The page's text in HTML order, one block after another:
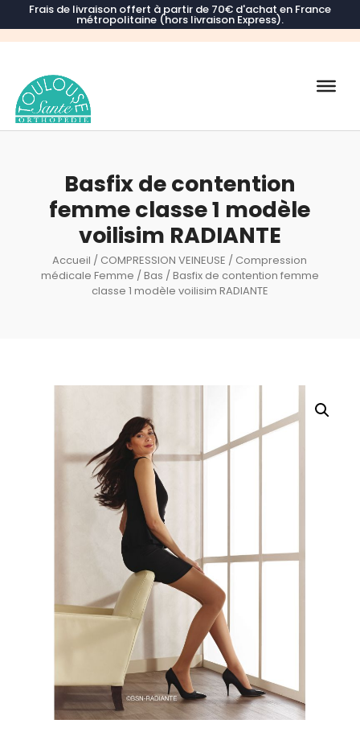
Frais de livraison offert à partir de 70€ d'achat en France
métropolitaine (hors livraison Express).
Recherche
Basfix de contention
femme classe 1 modèle
voilisim RADIANTE
Accueil / COMPRESSION VEINEUSE / Compression
médicale Femme /Bas / Basfix de contention femme
classe 1 modèle voilisim RADIANTE